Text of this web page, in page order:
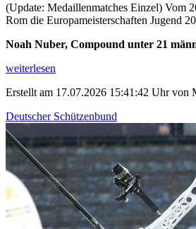
(Update: Medaillenmatches Einzel) Vom
Rom die Europameisterschaften Jugend
Noah Nuber, Compound unter 21
weiterlesen
Erstellt am 17.07.2026 15:41:42 Uhr von
Deutscher Schützenbund